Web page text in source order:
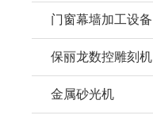
门窗幕墙加工设备
保丽龙数控雕刻机
金属砂光机